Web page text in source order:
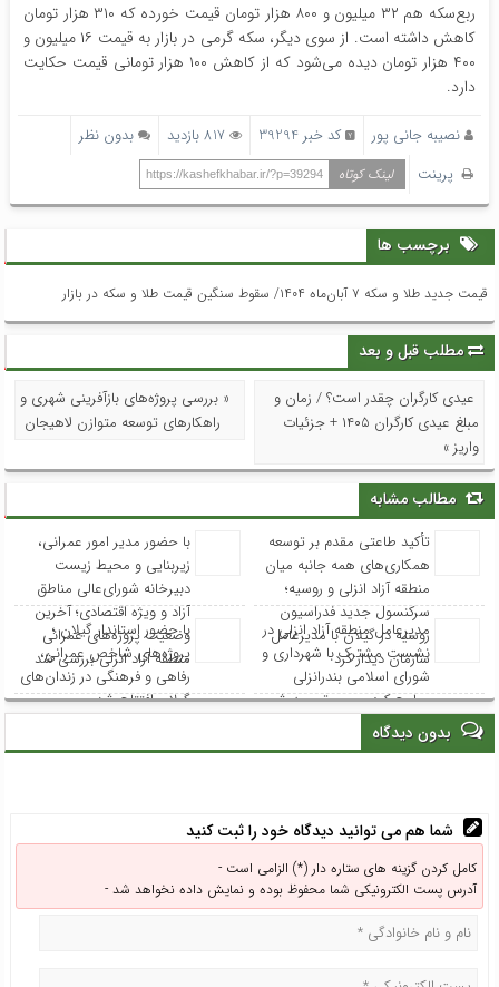
ربع‌سکه هم ۳۲ میلیون و ۸۰۰ هزار تومان قیمت خورده که ۳۱۰ هزار تومان
کاهش داشته است. از سوی دیگر، سکه گرمی در بازار به قیمت ۱۶ میلیون و
۴۰۰ هزار تومان دیده می‌شود که از کاهش ۱۰۰ هزار تومانی قیمت حکایت
دارد.
نصیبه جانی پور کد خبر 39294 817 بازدید
بدون نظر
پرینت
لینک کوتاه https://kashefkhabar.ir/?p=39294
برچسب ها
قیمت جدید طلا و سکه ۷ آبان‌ماه ۱۴۰۴/ سقوط سنگین قیمت طلا و سکه در بازار
مطلب قبل و بعد
عیدی کارگران چقدر است؟ / زمان و
مبلغ عیدی کارگران ۱۴۰۵ + جزئیات
واریز »
« بررسی پروژه‌های بازآفرینی شهری و
راهکارهای توسعه متوازن لاهیجان
مطالب مشابه
تأکید طاعتی مقدم بر توسعه
همکاری‌های همه جانبه میان
منطقه آزاد انزلی و روسیه؛
سرکنسول جدید فدراسیون
روسیه در گیلان با مدیرعامل
سازمان دیدار کرد
با حضور مدیر امور عمرانی،
زیربنایی و محیط زیست
دبیرخانه شورای‌عالی مناطق
آزاد و ویژه اقتصادی؛ آخرین
وضعیت پروژه‌های عمرانی
منطقه آزاد انزلی بررسی شد
مدیرعامل منطقه آزاد انزلی در
نشست مشترک با شهرداری و
شورای اسلامی بندرانزلی
مطرح کرد: مسیر توسعه شهر
انزلی از هم‌افزایی و مشارکت
همه نهادها می‌گذرد
با حضور استاندار گیلان ؛
پروژه‌های شاخص عمرانی،
رفاهی و فرهنگی در زندان‌های
گیلان افتتاح شد
بدون دیدگاه
شما هم می توانید دیدگاه خود را ثبت کنید
کامل کردن گزینه های ستاره دار (*) الزامی است -
آدرس پست الکترونیکی شما محفوظ بوده و نمایش داده نخواهد شد -